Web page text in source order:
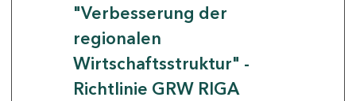
"Verbesserung der
regionalen
Wirtschaftsstruktur" -
Richtlinie GRW RIGA